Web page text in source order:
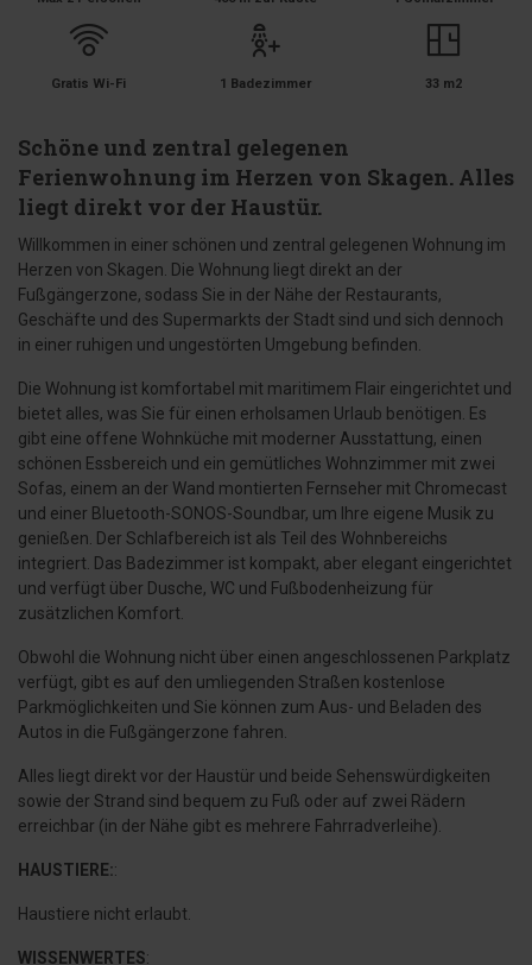
Gratis Wi-Fi 1 Badezimmer 33 m2
Schöne und zentral gelegenen
Ferienwohnung im Herzen von Skagen. Alles
liegt direkt vor der Haustür.
Willkommen in einer schönen und zentral gelegenen Wohnung im
Herzen von Skagen. Die Wohnung liegt direkt an der
Fußgängerzone, sodass Sie in der Nähe der Restaurants,
Geschäfte und des Supermarkts der Stadt sind und sich dennoch
in einer ruhigen und ungestörten Umgebung befinden.
Die Wohnung ist komfortabel mit maritimem Flair eingerichtet und
bietet alles, was Sie für einen erholsamen Urlaub benötigen. Es
gibt eine offene Wohnküche mit moderner Ausstattung, einen
schönen Essbereich und ein gemütliches Wohnzimmer mit zwei
Sofas, einem an der Wand montierten Fernseher mit Chromecast
und einer Bluetooth-SONOS-Soundbar, um Ihre eigene Musik zu
genießen. Der Schlafbereich ist als Teil des Wohnbereichs
integriert. Das Badezimmer ist kompakt, aber elegant eingerichtet
und verfügt über Dusche, WC und Fußbodenheizung für
zusätzlichen Komfort.
Obwohl die Wohnung nicht über einen angeschlossenen Parkplatz
verfügt, gibt es auf den umliegenden Straßen kostenlose
Parkmöglichkeiten und Sie können zum Aus- und Beladen des
Autos in die Fußgängerzone fahren.
Alles liegt direkt vor der Haustür und beide Sehenswürdigkeiten
sowie der Strand sind bequem zu Fuß oder auf zwei Rädern
erreichbar (in der Nähe gibt es mehrere Fahrradverleihe).
HAUSTIERE::
Haustiere nicht erlaubt.
WISSENWERTES: